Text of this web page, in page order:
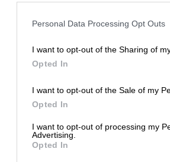
Personal Data Processing Opt Outs
I want to opt-out of the Sharing of
Opted In
I want to opt-out of the Sale of my
Opted In
I want to opt-out of processing my
Advertising.
Opted In
godeva di
festeggiare, la
la nobile birra
l’amore per gli
Berlino è stato
ritrovare
pregiato acido
Anche il
propria
La sua Tripel
’20 ed è a